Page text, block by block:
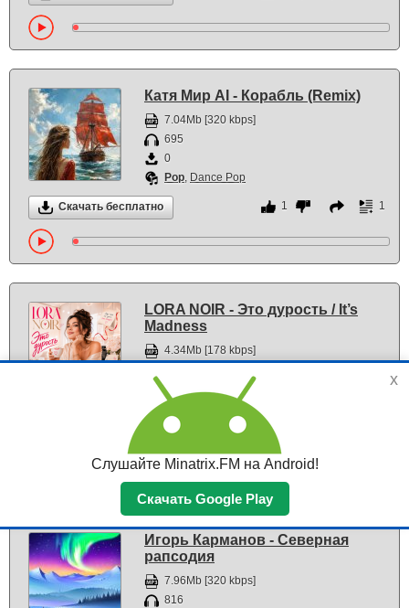
Катя Мир AI - Корабль (Remix)
7.04Mb [320 kbps]
695
0
Pop, Dance Pop
Скачать бесплатно 1 1
LORA NOIR - Это дурость / It’s
Madness
4.34Mb [178 kbps]
1
Скачать бесплатно
Игорь Карманов - Северная
рапсодия
7.96Mb [320 kbps]
816
Слушайте Minatrix.FM на Android!
Скачать Google Play
x